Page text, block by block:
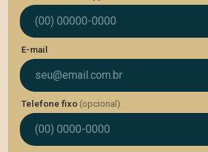
E-mail
Telefone fixo (opcional)